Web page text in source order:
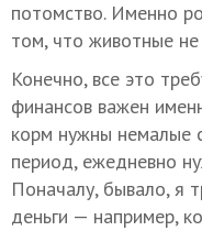
потомство. Именно
том, что животные
Конечно, все это
финансов важен
корм нужны немалые
период, ежедневно
Поначалу, бывало, я
деньги — например,